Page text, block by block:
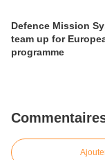
Defence Mission
team up for
programme